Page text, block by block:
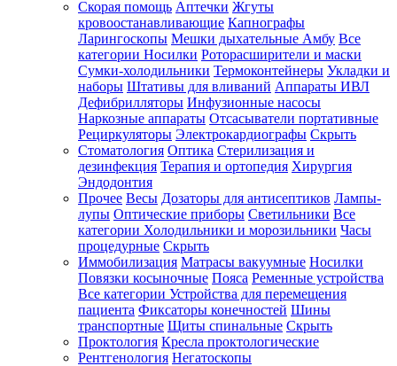
Скорая помощь Аптечки Жгуты
кровоостанавливающие Капнографы
Ларингоскопы Мешки дыхательные Амбу Все
категории Носилки Роторасширители и маски
Сумки-холодильники Термоконтейнеры Укладки и
наборы Штативы для вливаний Аппараты ИВЛ
Дефибрилляторы Инфузионные насосы
Наркозные аппараты Отсасыватели портативные
Рециркуляторы Электрокардиографы Скрыть
Стоматология Оптика Стерилизация и
дезинфекция Терапия и ортопедия Хирургия
Эндодонтия
Прочее Весы Дозаторы для антисептиков Лампы-
лупы Оптические приборы Светильники Все
категории Холодильники и морозильники Часы
процедурные Скрыть
Иммобилизация Матрасы вакуумные Носилки
Повязки косыночные Пояса Ременные устройства
Все категории Устройства для перемещения
пациента Фиксаторы конечностей Шины
транспортные Щиты спинальные Скрыть
Проктология Кресла проктологические
Рентгенология Негатоскопы